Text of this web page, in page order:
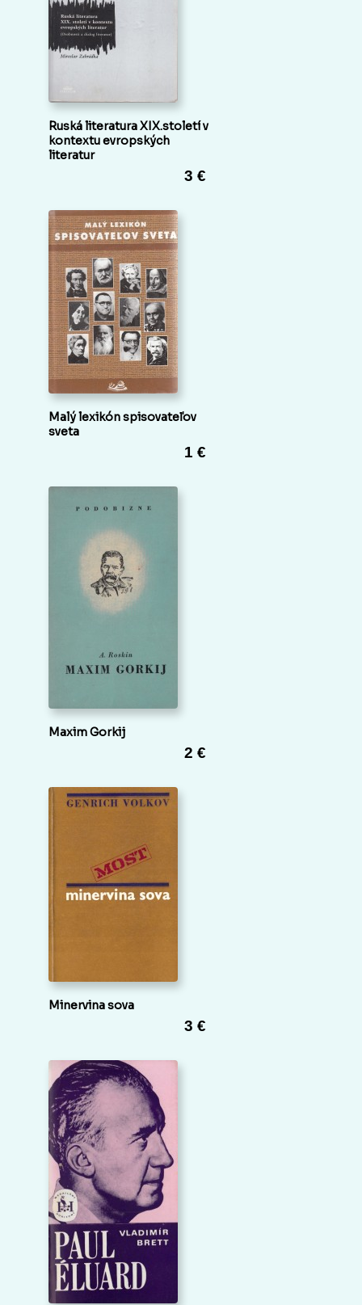
Ruská literatura XIX.století v
kontextu evropských
literatur
3 €
Malý lexikón spisovateľov
sveta
1 €
Maxim Gorkij
2 €
Minervina sova
3 €